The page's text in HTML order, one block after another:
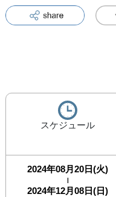
スケジュール
2024年08月20日(火)
|
2024年12月08日(日)